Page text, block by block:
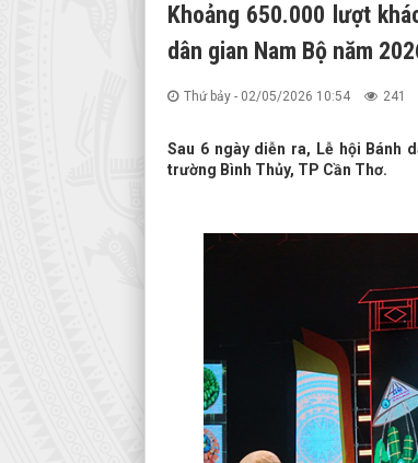
Khoảng 650.000 lượt
dân gian Nam Bộ năm
Thứ bảy - 02/05/2026 10:54 241
Sau 6 ngày diễn ra, Lễ hội Bánh
trường Bình Thủy, TP Cần Thơ.